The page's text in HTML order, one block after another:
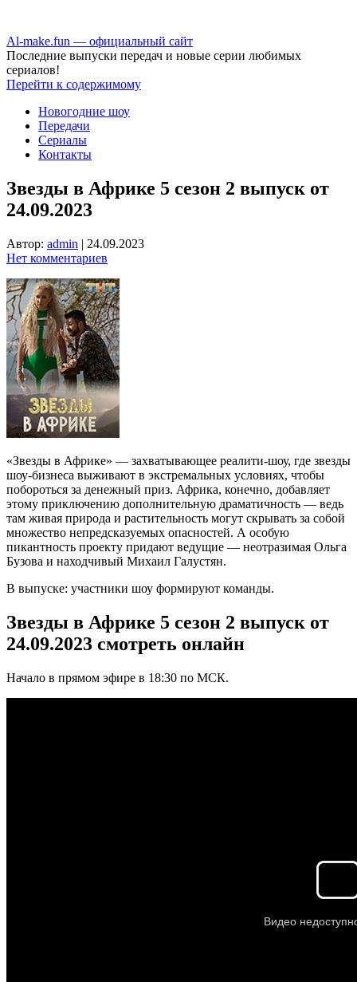
Аl-make.fun — официальный сайт
Последние выпуски передач и новые серии любимых
сериалов!
Перейти к содержимому
Новогодние шоу
Передачи
Сериалы
Контакты
Звезды в Африке 5 сезон 2 выпуск от
24.09.2023
Автор: admin | 24.09.2023
Нет комментариев
«Звезды в Африке» — захватывающее реалити-шоу, где звезды
шоу-бизнеса выживают в экстремальных условиях, чтобы
побороться за денежный приз. Африка, конечно, добавляет
этому приключению дополнительную драматичность — ведь
там живая природа и растительность могут скрывать за собой
множество непредсказуемых опасностей. А особую
пикантность проекту придают ведущие — неотразимая Ольга
Бузова и находчивый Михаил Галустян.
В выпуске: участники шоу формируют команды.
Звезды в Африке 5 сезон 2 выпуск от
24.09.2023 смотреть онлайн
Начало в прямом эфире в 18:30 по МСК.